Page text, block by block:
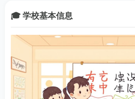
🎓 学校基本信息